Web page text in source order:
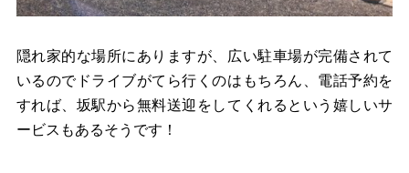
隠れ家的な場所にありますが、広い駐車場が完備されて
いるのでドライブがてら行くのはもちろん、電話予約を
すれば、坂駅から無料送迎をしてくれるという嬉しいサ
ービスもあるそうです！